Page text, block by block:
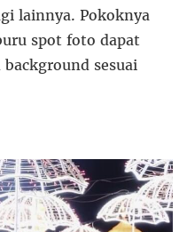
lainnya. Pokoknya
spot foto dapat
sesuai